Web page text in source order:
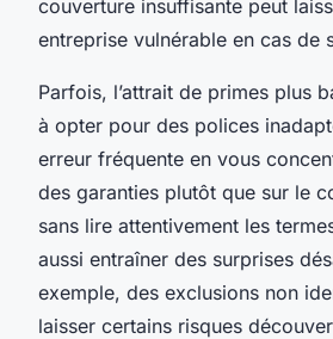
couverture insuffisante peut
entreprise vulnérable en cas de
Parfois, l’attrait de primes plus
à opter pour des polices
erreur fréquente en vous
des garanties plutôt que sur le
sans lire attentivement les
aussi entraîner des surprises
exemple, des exclusions non
laisser certains risques